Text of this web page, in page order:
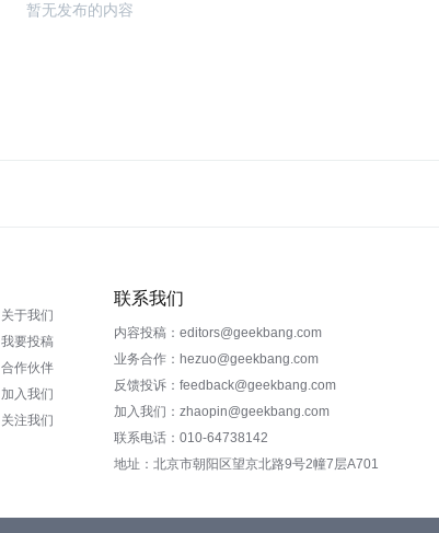
暂无发布的内容
关于我们
我要投稿
合作伙伴
加入我们
关注我们
联系我们
内容投稿：editors@geekbang.com
业务合作：hezuo@geekbang.com
反馈投诉：feedback@geekbang.com
加入我们：zhaopin@geekbang.com
联系电话：010-64738142
地址：北京市朝阳区望京北路9号2幢7层A701